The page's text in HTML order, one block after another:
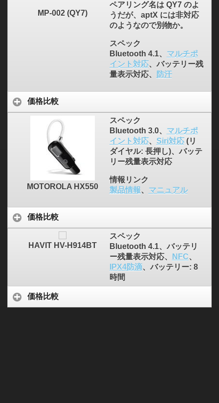
MP-002 (QY7)
ペアリング名は QY7 のよ
うだが、aptX には非対応
のようなので別物か。
スペック
Bluetooth 4.1、 マルチポ
イント対応、バッテリー残
量表示対応、
防汗
価格比較
MOTOROLA HX550
スペック
Bluetooth 3.0、 マルチポ
イント対応、 Siri対応(リ
ダイヤル: 長押し)、バッテ
リー残量表示対応
情報リンク
製品情報、 マニュアル
価格比較
HAVIT HV-H914BT
スペック
Bluetooth 4.1、バッテリ
ー残量表示対応、
NFC、
IPX4防滴、バッテリー: 8
時間
価格比較